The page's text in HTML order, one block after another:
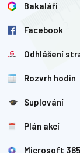
Bakaláři
Facebook
Odhlášení
Rozvrh hodin
Suplování
Plán akcí
Microsoft 365